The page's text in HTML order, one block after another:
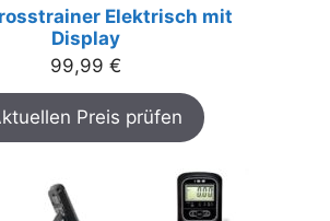
Elektrisch mit
Display
99,99 €
Preis prüfen